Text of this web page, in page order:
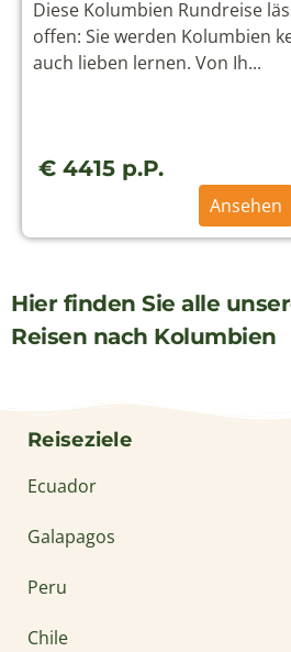
Diese Kolumbien Rundreise
offen: Sie werden Kolumbien
auch lieben lernen. Von Ih...
€ 4415 p.P.
Ansehen
Hier finden Sie alle
Reisen nach Kolumbien
Reiseziele
Ecuador
Galapagos
Peru
Chile